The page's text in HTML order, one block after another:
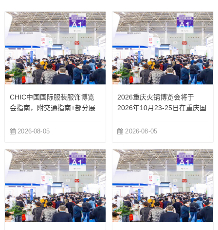
办，八大活...
CHIC中国国际服装服饰博览
会指南，附交通指南+部分展
2026-08-05
2026重庆火锅博览会将于
2026年10月23-25日在重庆国
2026-08-05